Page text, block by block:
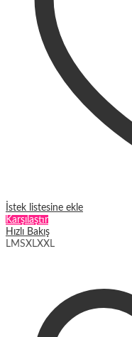
İstek listesine ekle
Karşılaştır
Hızlı Bakış
LMSXLXXL